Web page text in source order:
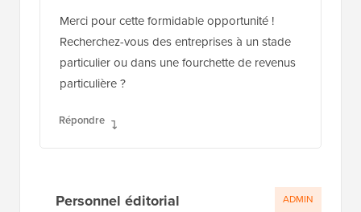
Merci pour cette formidable opportunité !
Recherchez-vous des entreprises à un stade
particulier ou dans une fourchette de revenus
particulière ?
Répondre
Personnel éditorial ADMIN